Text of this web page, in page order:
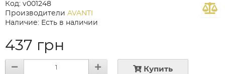
Код: v001248
Производители AVANTI
Наличие: Есть в наличии
437 грн
Купить